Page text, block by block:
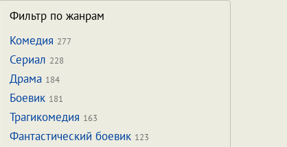
Фильтр по жанрам
Комедия 277
Сериал 228
Драма 184
Боевик 181
Трагикомедия 163
Фантастический боевик 123